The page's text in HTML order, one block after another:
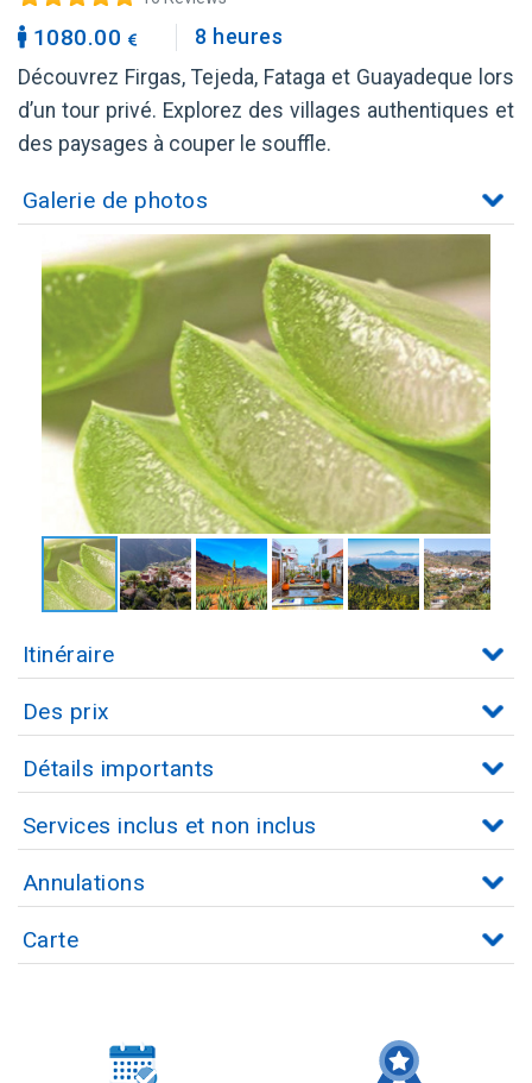
1080.00
8 heures
Découvrez Firgas, Tejeda, Fataga et Guayadeque lors
d’un tour privé. Explorez des villages authentiques et
des paysages à couper le souffle.
Galerie de photos
Itinéraire
Des prix
Détails importants
Services inclus et non inclus
Annulations
Carte